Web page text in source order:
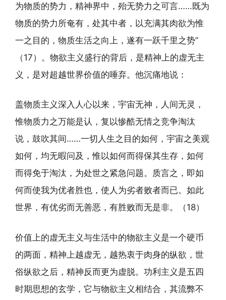
为物质的势力，精神界中，殆无势力之可言……既为
物质的势力所奄有，处其中者，以充满其肉欲为惟
一之目的，物质生活之向上，遂有一跃千里之势”
（17）。物欲主义盛行的背后，是精神上的虚无主
义，是对超越世界价值的唾弃。他沉痛地说：
盖物质主义深入人心以来，宇宙无神，人间无灵，
惟物质力之万能是认，复以惨酷无情之竞争淘汰
说，鼓吹其间……一切人生之目的如何，宇宙之美观
如何，均无暇问及，惟以如何而得保其生存，如何
而得免于淘汰，为处世之紧急问题。质言之，即如
何而使我为优者胜也，使人为劣者败者而已。如此
世界，有优劣而无善恶，有胜败而无是非。（18）
价值上的虚无主义与生活中的物欲主义是一个硬币
的两面，精神上越虚无，越热衷于肉身的纵欲，世
俗纵欲之后，精神反而更为虚脱。功利主义是五四
时期思想的玄学，它与物欲主义相结合，其流弊不